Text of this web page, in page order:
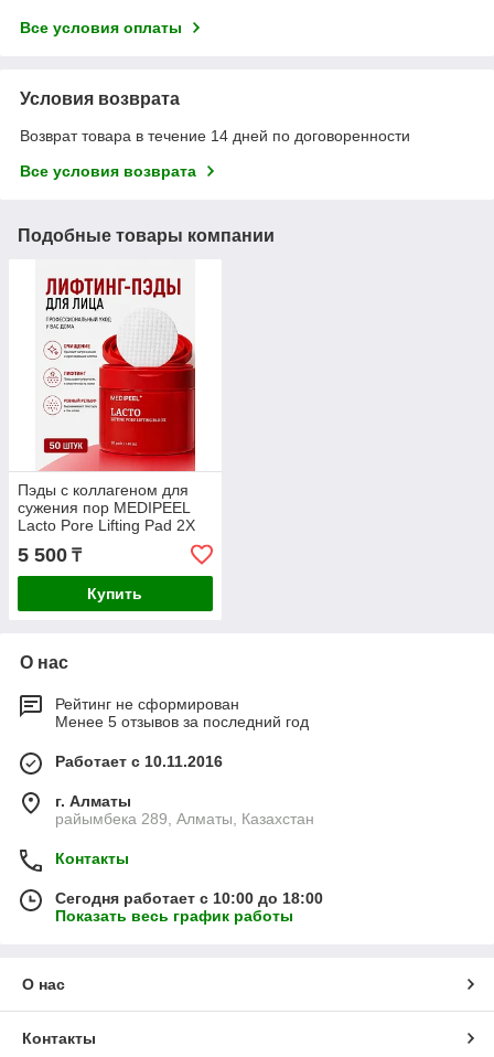
Все условия оплаты
Условия возврата
Возврат товара в течение 14 дней по договоренности
Все условия возврата
Подобные товары компании
Пэды с коллагеном для
сужения пор MEDIPEEL
Lacto Pore Lifting Pad 2Х
5 500 ₸
Купить
О нас
Рейтинг не сформирован
Менее 5 отзывов за последний год
Работает с 10.11.2016
г. Алматы
райымбека 289, Алматы, Казахстан
Контакты
Сегодня работает с 10:00 до 18:00
Показать весь график работы
О нас
Контакты